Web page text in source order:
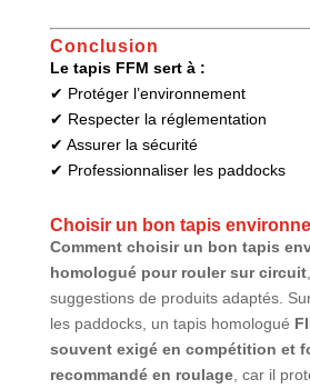
Conclusion
Le tapis FFM sert à :
✔ Protéger l’environnement
✔ Respecter la réglementation
✔ Assurer la sécurité
✔ Professionnaliser les paddocks
Choisir un bon tapis
Comment choisir un bon tapis
homologué pour rouler sur circuit
suggestions de produits adaptés.
les paddocks, un tapis homologué
souvent exigé en compétition et
recommandé en roulage, car il